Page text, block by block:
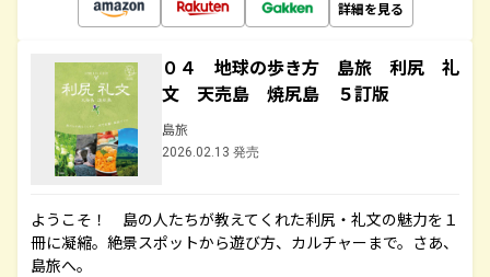
詳細を見る
０４ 地球の歩き方 島旅 利尻 礼
文 天売島 焼尻島 ５訂版
島旅
2026.02.13 発売
ようこそ！ 島の人たちが教えてくれた利尻・礼文の魅力を１
冊に凝縮。絶景スポットから遊び方、カルチャーまで。さあ、
島旅へ。